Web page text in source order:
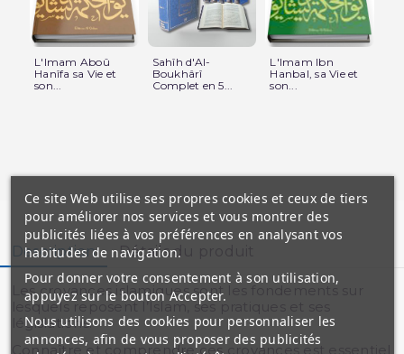
L'Imam Aboû
Hanîfa sa Vie et
son...
Sahîh d'Al-
Boukhârî
Complet en 5...
L'Imam Ibn
Hanbal, sa Vie et
son...
Description Détails du produit
Les croyances islamiques sont les fondements sur
lesquels reposent l’Islam, ses pratiques et ses
législations.
Connaître et comprendre ces croyances est essentiel
Ce site Web utilise ses propres cookies et ceux de tiers
pour améliorer nos services et vous montrer des
publicités liées à vos préférences en analysant vos
habitudes de navigation.
Pour donner votre consentement à son utilisation,
appuyez sur le bouton Accepter.
Nous utilisons des cookies pour personnaliser les
annonces, afin de vous proposer des publicités